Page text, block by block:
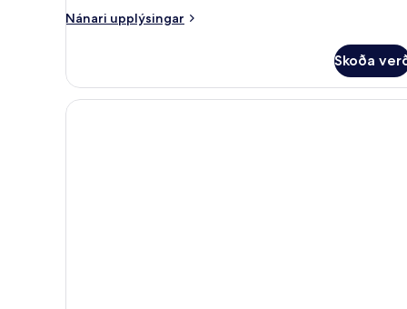
rúm
við
ofnæmisvalda
Nánari upplýsingar
Nánari
stúdíósvíta
1
Skoða